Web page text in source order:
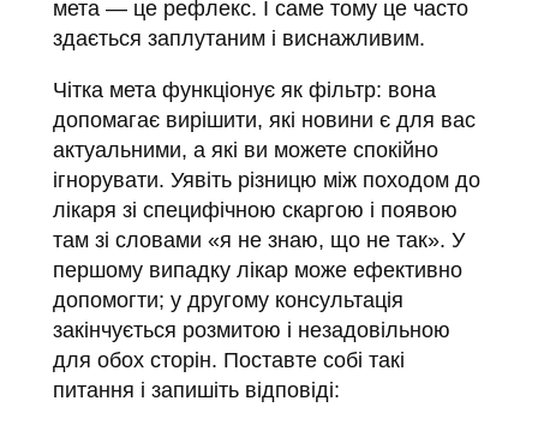
мета — це рефлекс. І саме тому це часто
здається заплутаним і виснажливим.
Чітка мета функціонує як фільтр: вона
допомагає вирішити, які новини є для вас
актуальними, а які ви можете спокійно
ігнорувати. Уявіть різницю між походом до
лікаря зі специфічною скаргою і появою
там зі словами «я не знаю, що не так». У
першому випадку лікар може ефективно
допомогти; у другому консультація
закінчується розмитою і незадовільною
для обох сторін. Поставте собі такі
питання і запишіть відповіді: